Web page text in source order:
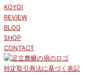
KOYOI
REVIEW
BLOG
SHOP
CONTACT
特定取引商法に基づく表記